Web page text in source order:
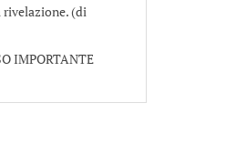
(di
IMPORTANTE